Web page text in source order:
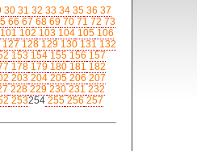
30 31 32 33 34 35 36 37
66 67 68 69 70 71 72 73
101 102 103 104 105 106
127 128 129 130 131 132
153 154 155 156 157
178 179 180 181 182
203 204 205 206 207
228 229 230 231 232
253254 255 256 257